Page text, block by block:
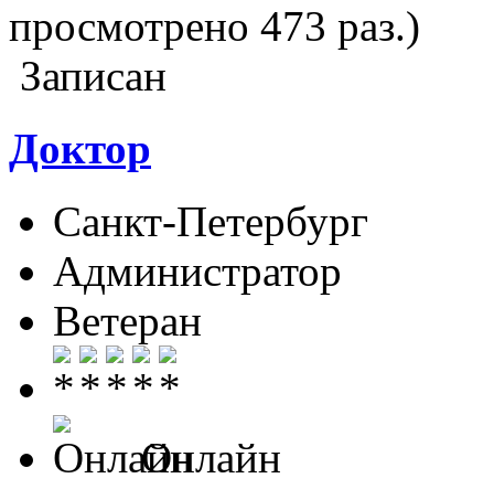
просмотрено 473 раз.)
Записан
Доктор
Санкт-Петербург
Администратор
Ветеран
Онлайн